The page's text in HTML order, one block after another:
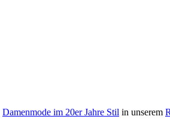
Damenmode im 20er Jahre Stil in unserem